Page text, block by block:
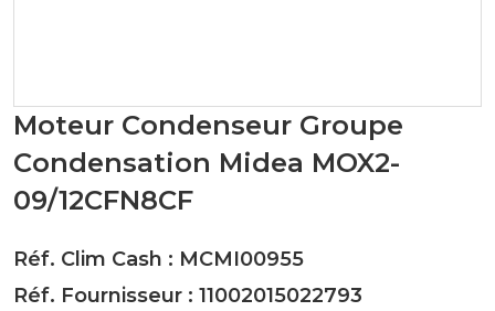
Moteur Condenseur Groupe
Condensation Midea MOX2-
09/12CFN8CF
Réf. Clim Cash : MCMI00955
Réf. Fournisseur : 11002015022793